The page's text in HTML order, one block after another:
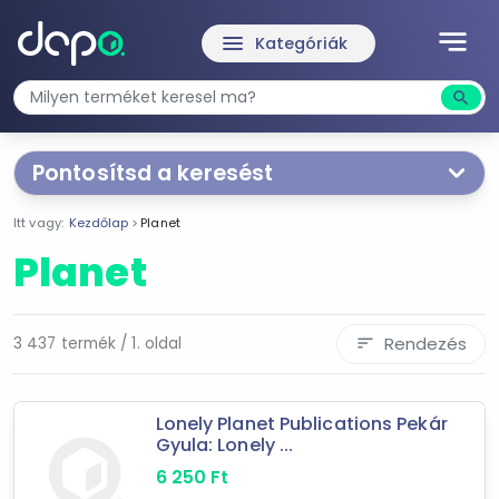
notes
menu Kategóriák
search
Pontosítsd a keresést
kategória kiválasztásával egyszerűsítheted a
keresést!
switch
egyéb hálózati kiegészítő
Itt vagy: Kezdőlap Planet
Planet
3 437 termék / 1. oldal sort Rendezés
Lonely Planet Publications Pekár
Gyula: Lonely ...
6 250 Ft